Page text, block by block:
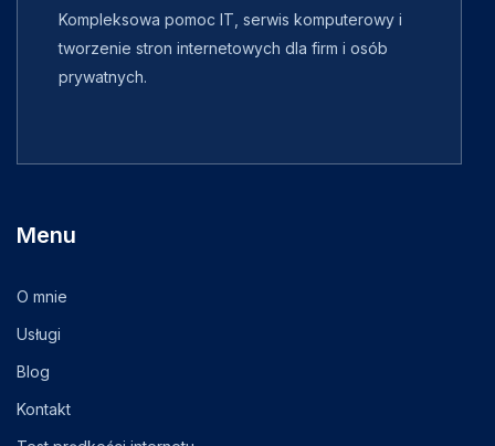
Kompleksowa pomoc IT, serwis komputerowy i
tworzenie stron internetowych dla firm i osób
prywatnych.
Menu
O mnie
Usługi
Blog
Kontakt